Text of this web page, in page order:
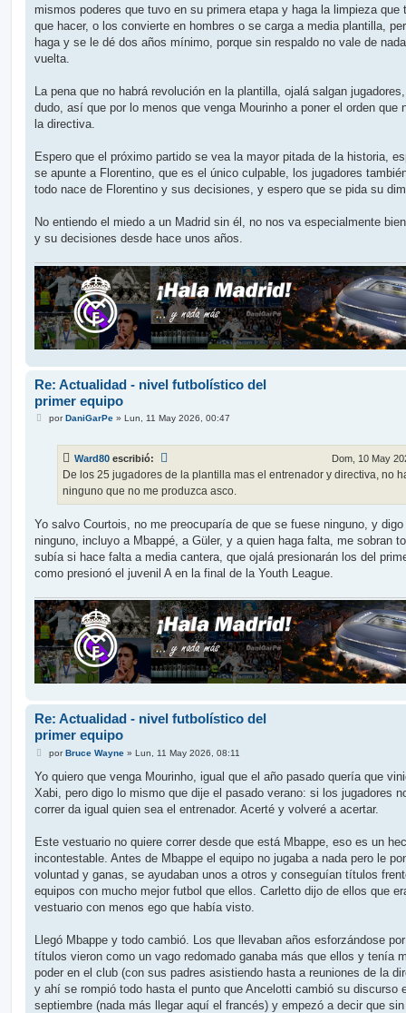
mismos poderes que tuvo en su primera etapa y haga la limpieza que
que hacer, o los convierte en hombres o se carga a media plantilla,
haga y se le dé dos años mínimo, porque sin respaldo no vale de
vuelta.
La pena que no habrá revolución en la plantilla, ojalá salgan
dudo, así que por lo menos que venga Mourinho a poner el orden que
la directiva.
Espero que el próximo partido se vea la mayor pitada de la historia,
se apunte a Florentino, que es el único culpable, los jugadores
todo nace de Florentino y sus decisiones, y espero que se pida su
No entiendo el miedo a un Madrid sin él, no nos va especialmente
y su decisiones desde hace unos años.
Re: Actualidad - nivel futbolístico del
primer equipo
MporDaniGarPe» Lun, 11 May 2026, 00:47
Ward80 escribió: Dom, 10 May
De los 25 jugadores de la plantilla mas el entrenador y directiva, no
ninguno que no me produzca asco.
Yo salvo Courtois, no me preocuparía de que se fuese ninguno, y digo
ninguno, incluyo a Mbappé, a Güler, y a quien haga falta, me sobran
subía si hace falta a media cantera, que ojalá presionarán los del
como presionó el juvenil A en la final de la Youth League.
Re: Actualidad - nivel futbolístico del
primer equipo
M
n
a
j
porBruce Wayne» Lun, 11 May 2026, 08:11
Yo quiero que venga Mourinho, igual que el año pasado quería que
Xabi, pero digo lo mismo que dije el pasado verano: si los jugadores
correr da igual quien sea el entrenador. Acerté y volveré a acertar.
Este vestuario no quiere correr desde que está Mbappe, eso es un
incontestable. Antes de Mbappe el equipo no jugaba a nada pero le
voluntad y ganas, se ayudaban unos a otros y conseguían títulos
equipos con mucho mejor futbol que ellos. Carletto dijo de ellos que
vestuario con menos ego que había visto.
Llegó Mbappe y todo cambió. Los que llevaban años esforzándose
títulos vieron como un vago redomado ganaba más que ellos y tenía
poder en el club (con sus padres asistiendo hasta a reuniones de la
y ahí se rompió todo hasta el punto que Ancelotti cambió su discurso
septiembre (nada más llegar aquí el francés) y empezó a decir que sin